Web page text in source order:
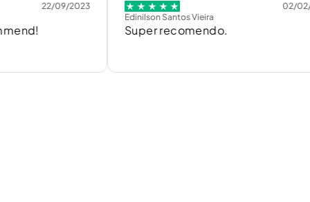
09/2023
Edinilson Santos Vieira
02/02/2022
Super recomendo.